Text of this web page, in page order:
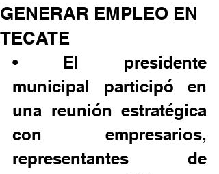
GENERAR EMPLEO EN
TECATE
• El presidente
municipal participó en
una reunión estratégica
con empresarios,
representantes de